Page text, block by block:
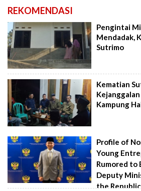
REKOMENDASI
Pengintai
Mendadak,
Sutrimo
Kematian
Kampung
Profile of
Young
Rumored to
Deputy
the